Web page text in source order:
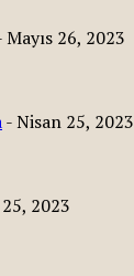
Mayıs 26, 2023
-Nisan 25, 2023
2023